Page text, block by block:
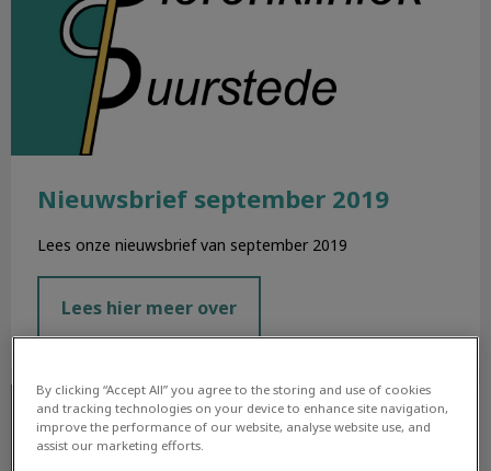
Nieuwsbrief september 2019
Lees onze nieuwsbrief van september 2019
Lees hier meer over
Nieuwsbrief augustus 2019
By clicking “Accept All” you agree to the storing and use of cookies
and tracking technologies on your device to enhance site navigation,
improve the performance of our website, analyse website use, and
assist our marketing efforts.